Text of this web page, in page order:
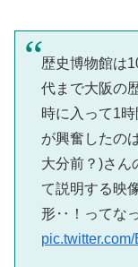
歴史博物館は
代まで大阪の
時に入って1
が興奮したの
大分前？)さん
て説明する映
形‥！ってな